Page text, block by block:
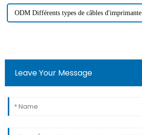
ODM Différents types de câbles d'imprimante
Leave Your Message